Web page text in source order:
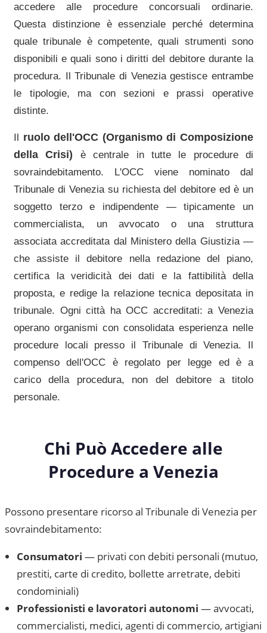
accedere alle procedure concorsuali ordinarie.
Questa distinzione è essenziale perché determina
quale tribunale è competente, quali strumenti sono
disponibili e quali sono i diritti del debitore durante la
procedura. Il Tribunale di Veneziagestisce entrambe
le tipologie, ma con sezioni e prassi operative
distinte.
Il ruolo dell'OCC (Organismo di Composizione
della Crisi)
è centrale in tutte le procedure di
sovraindebitamento. L'OCC viene nominato dal
Tribunale di Veneziasu richiesta del debitore ed è un
soggetto terzo e indipendente — tipicamente un
commercialista, un avvocato o una struttura
associata accreditata dal Ministero della Giustizia —
che assiste il debitore nella redazione del piano,
certifica la veridicità dei dati e la fattibilità della
proposta, e redige la relazione tecnica depositata in
tribunale. Ogni città ha OCC accreditati: a Venezia
operano organismi con consolidata esperienza nelle
procedure locali presso il Tribunale di Venezia. Il
compenso dell'OCC è regolato per legge ed è a
carico della procedura, non del debitore a titolo
personale.
Chi Può Accedere alle
Procedure a Venezia
Possono presentare ricorso al Tribunale di Venezia per
sovraindebitamento:
Consumatori — privati con debiti personali (mutuo,
prestiti, carte di credito, bollette arretrate, debiti
condominiali)
Professionisti e lavoratori autonomi — avvocati,
commercialisti, medici, agenti di commercio, artigiani